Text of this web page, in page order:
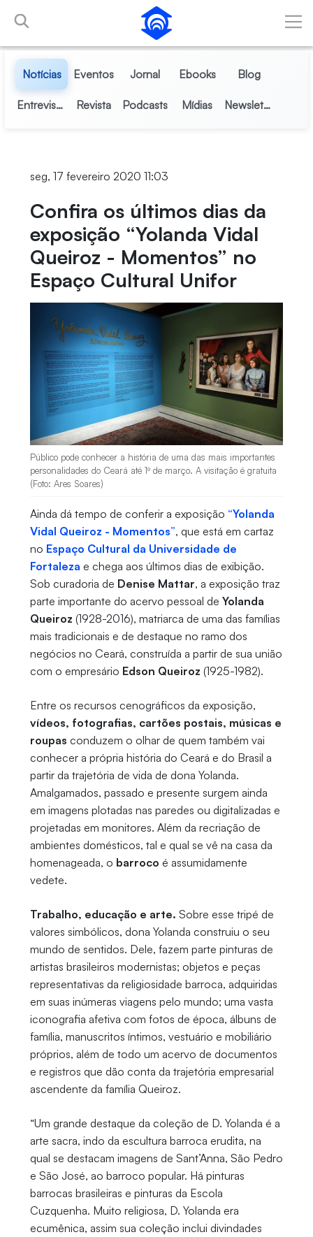
Pular para o Conteúdo principal
Notícias Eventos Jornal Ebooks Blog
Entrevistas Revista Podcasts Mídias Newsletter
seg, 17 fevereiro 2020 11:03
Confira os últimos dias da
exposição “Yolanda Vidal
Queiroz - Momentos” no
Espaço Cultural Unifor
Público pode conhecer a história de uma das mais importantes
personalidades do Ceará até 1º de março. A visitação é gratuita
(Foto: Ares Soares)
Ainda dá tempo de conferir a exposição “Yolanda
Vidal Queiroz - Momentos”, que está em cartaz
no Espaço Cultural da Universidade de
Fortaleza e chega aos últimos dias de exibição.
Sob curadoria de Denise Mattar, a exposição traz
parte importante do acervo pessoal de Yolanda
Queiroz (1928-2016), matriarca de uma das famílias
mais tradicionais e de destaque no ramo dos
negócios no Ceará, construída a partir de sua união
com o empresário Edson Queiroz (1925-1982).
Entre os recursos cenográficos da exposição,
vídeos, fotografias, cartões postais, músicas e
roupas conduzem o olhar de quem também vai
conhecer a própria história do Ceará e do Brasil a
partir da trajetória de vida de dona Yolanda.
Amalgamados, passado e presente surgem ainda
em imagens plotadas nas paredes ou digitalizadas e
projetadas em monitores. Além da recriação de
ambientes domésticos, tal e qual se vê na casa da
homenageada, o barroco é assumidamente
vedete.
Trabalho, educação e arte. Sobre esse tripé de
valores simbólicos, dona Yolanda construiu o seu
mundo de sentidos. Dele, fazem parte pinturas de
artistas brasileiros modernistas; objetos e peças
representativas da religiosidade barroca, adquiridas
em suas inúmeras viagens pelo mundo; uma vasta
iconografia afetiva com fotos de época, álbuns de
família, manuscritos íntimos, vestuário e mobiliário
próprios, além de todo um acervo de documentos
e registros que dão conta da trajetória empresarial
ascendente da família Queiroz.
“Um grande destaque da coleção de D. Yolanda é a
arte sacra, indo da escultura barroca erudita, na
qual se destacam imagens de Sant’Anna, São Pedro
e São José, ao barroco popular. Há pinturas
barrocas brasileiras e pinturas da Escola
Cuzquenha. Muito religiosa, D. Yolanda era
ecumênica, assim sua coleção inclui divindades